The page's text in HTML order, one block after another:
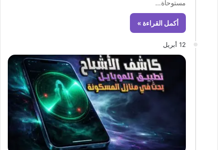
مستوحاة…
أكمل القراءة »
12 أبريل